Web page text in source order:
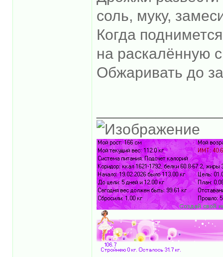
соль, муку,
Когда
на раскалённую
Обжаривать до